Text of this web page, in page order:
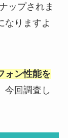
ップされま
なりますよ
ォン性能を
今回調査し